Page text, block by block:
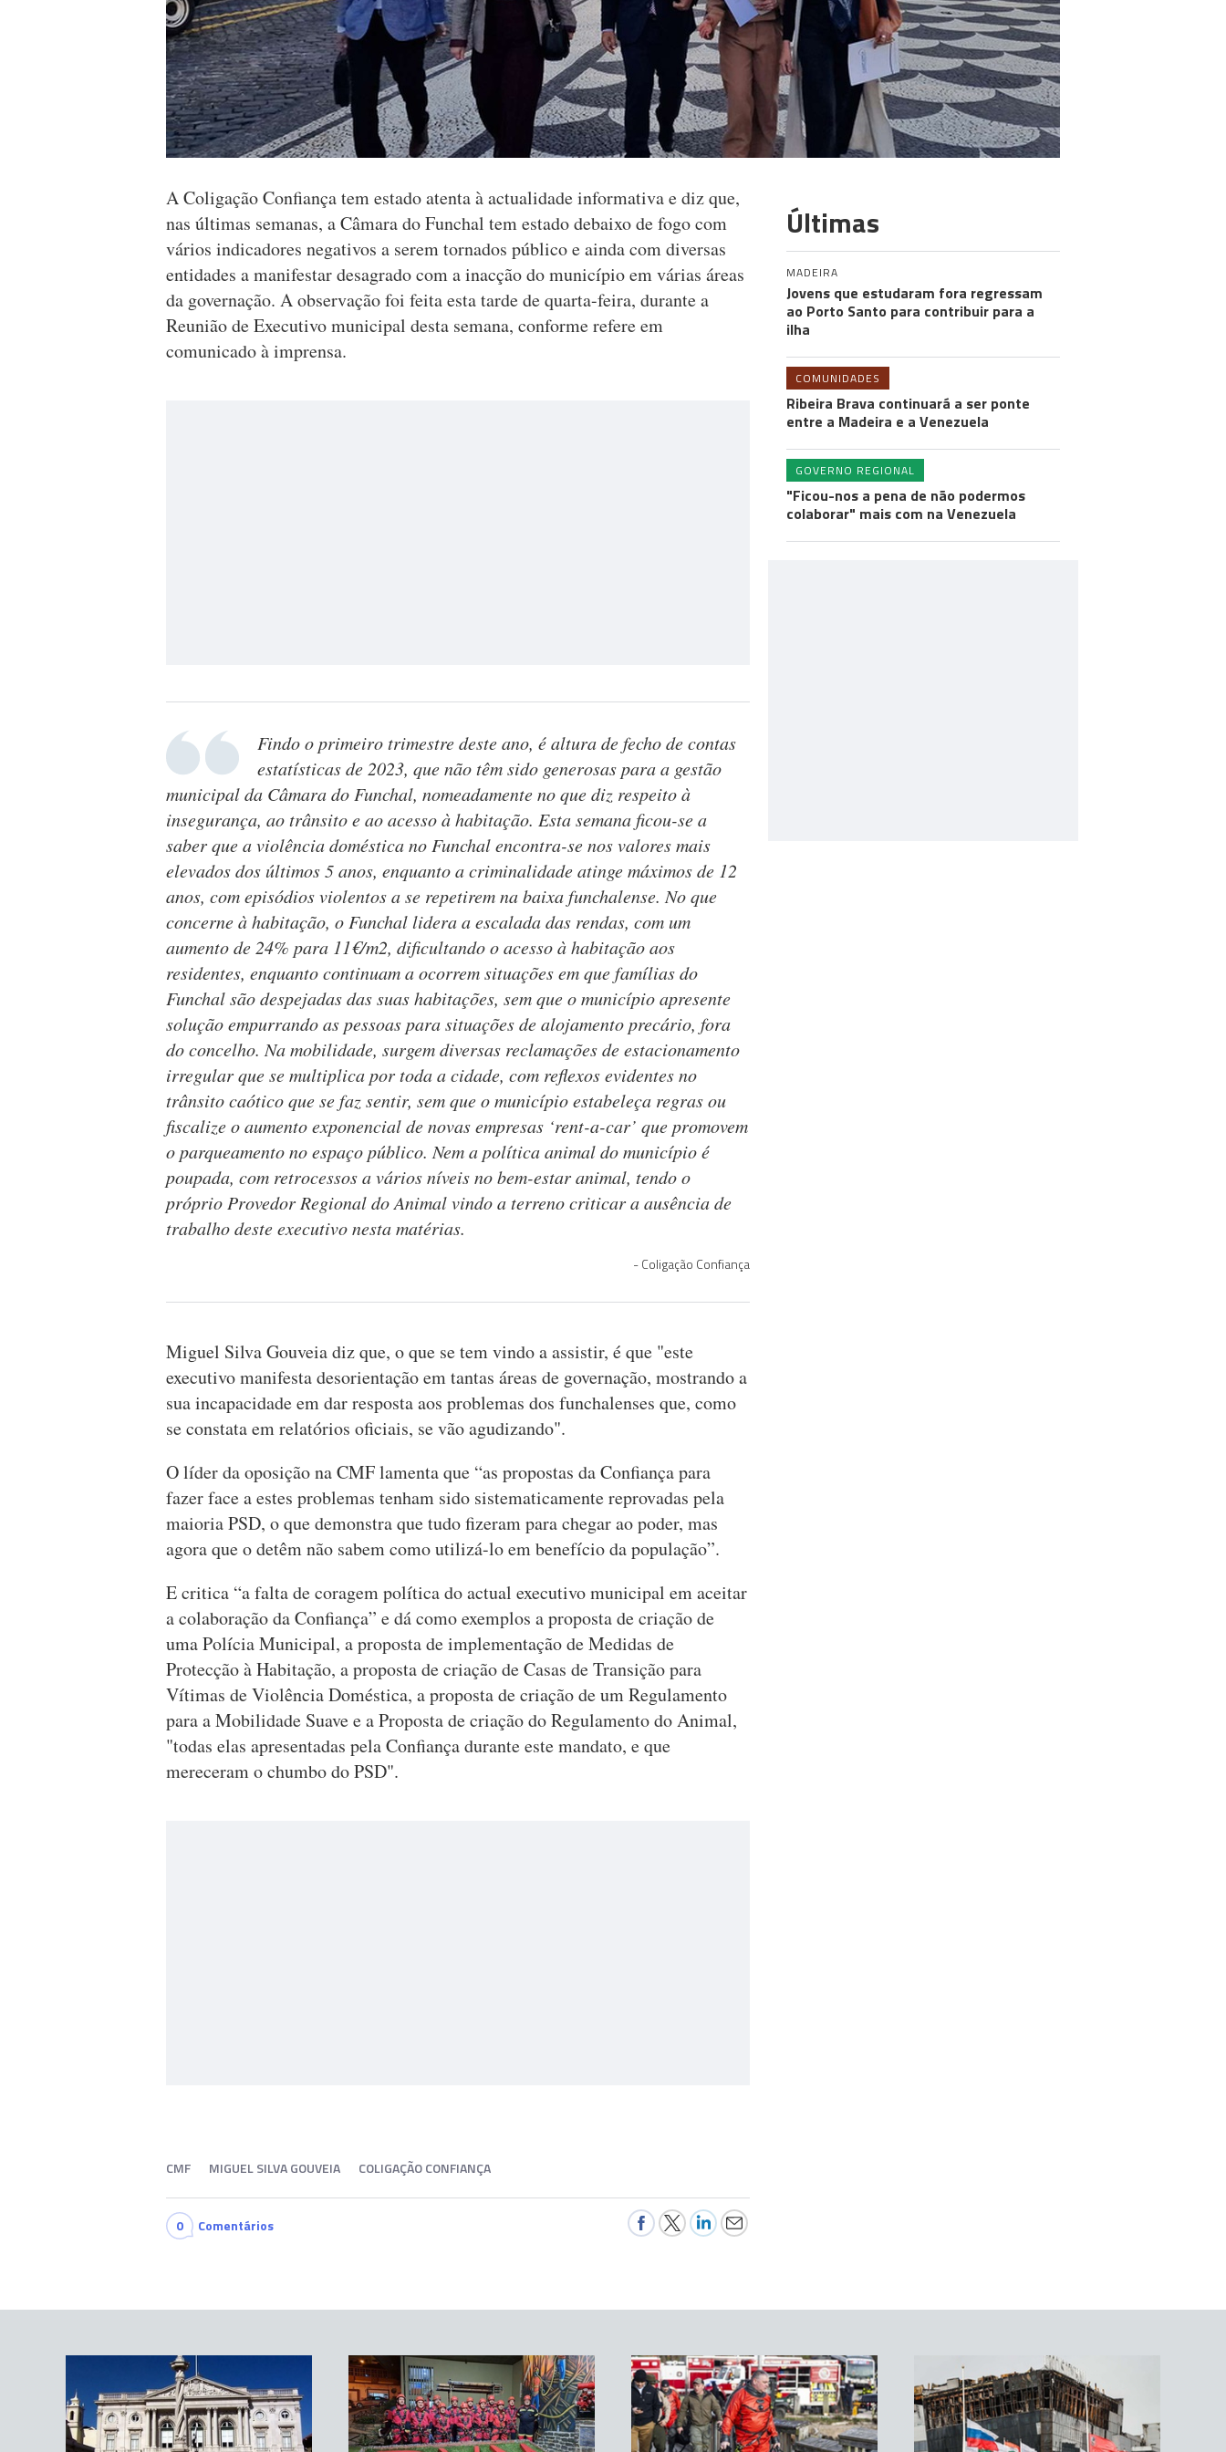
A Coligação Confiança tem estado atenta à actualidade informativa e diz que,
nas últimas semanas, a Câmara do Funchal tem estado debaixo de fogo com
vários indicadores negativos a serem tornados público e ainda com diversas
entidades a manifestar desagrado com a inacção do município em várias áreas
da governação. A observação foi feita esta tarde de quarta-feira, durante a
Reunião de Executivo municipal desta semana, conforme refere em
comunicado à imprensa.
Findo o primeiro trimestre deste ano, é altura de fecho de contas
estatísticas de 2023, que não têm sido generosas para a gestão
municipal da Câmara do Funchal, nomeadamente no que diz respeito à
insegurança, ao trânsito e ao acesso à habitação. Esta semana ficou-se a
saber que a violência doméstica no Funchal encontra-se nos valores mais
elevados dos últimos 5 anos, enquanto a criminalidade atinge máximos de 12
anos, com episódios violentos a se repetirem na baixa funchalense. No que
concerne à habitação, o Funchal lidera a escalada das rendas, com um
aumento de 24% para 11€/m2, dificultando o acesso à habitação aos
residentes, enquanto continuam a ocorrem situações em que famílias do
Funchal são despejadas das suas habitações, sem que o município apresente
solução empurrando as pessoas para situações de alojamento precário, fora
do concelho. Na mobilidade, surgem diversas reclamações de estacionamento
irregular que se multiplica por toda a cidade, com reflexos evidentes no
trânsito caótico que se faz sentir, sem que o município estabeleça regras ou
fiscalize o aumento exponencial de novas empresas ‘rent-a-car’ que promovem
o parqueamento no espaço público. Nem a política animal do município é
poupada, com retrocessos a vários níveis no bem-estar animal, tendo o
próprio Provedor Regional do Animal vindo a terreno criticar a ausência de
trabalho deste executivo nesta matérias.
Coligação Confiança
Miguel Silva Gouveia diz que, o que se tem vindo a assistir, é que "este
executivo manifesta desorientação em tantas áreas de governação, mostrando a
sua incapacidade em dar resposta aos problemas dos funchalenses que, como
se constata em relatórios oficiais, se vão agudizando".
O líder da oposição na CMF lamenta que “as propostas da Confiança para
fazer face a estes problemas tenham sido sistematicamente reprovadas pela
maioria PSD, o que demonstra que tudo fizeram para chegar ao poder, mas
agora que o detêm não sabem como utilizá-lo em benefício da população”.
E critica “a falta de coragem política do actual executivo municipal em aceitar
a colaboração da Confiança” e dá como exemplos a proposta de criação de
uma Polícia Municipal, a proposta de implementação de Medidas de
Protecção à Habitação, a proposta de criação de Casas de Transição para
Vítimas de Violência Doméstica, a proposta de criação de um Regulamento
para a Mobilidade Suave e a Proposta de criação do Regulamento do Animal,
"todas elas apresentadas pela Confiança durante este mandato, e que
mereceram o chumbo do PSD".
CMF MIGUEL SILVA GOUVEIA COLIGAÇÃO CONFIANÇA
0 Comentários
Últimas
MADEIRA
Jovens que estudaram fora regressam
ao Porto Santo para contribuir para a
ilha
COMUNIDADES
Ribeira Brava continuará a ser ponte
entre a Madeira e a Venezuela
GOVERNO REGIONAL
"Ficou-nos a pena de não podermos
colaborar" mais com na Venezuela